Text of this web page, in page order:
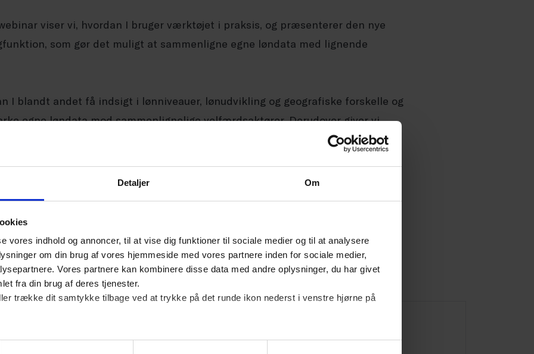
Detaljer Om
vores indhold og annoncer, til at vise dig funktioner til sociale medier og til at analysere
om din brug af vores hjemmeside med vores partnere inden for sociale medier,
Vores partnere kan kombinere disse data med andre oplysninger, du har givet
fra din brug af deres tjenester.
trække dit samtykke tilbage ved at trykke på det runde ikon nederst i venstre hjørne på
viser vi, hvordan I bruger værktøjet i praksis, og præsenterer den nye
som gør det muligt at sammenligne egne løndata med lignende
I blandt andet få indsigt i lønniveauer, lønudvikling og geografiske forskelle og
egne løndata mod sammenlignelige velfærdsaktører. Derudover giver vi
løndata kan bruges strategisk til rekruttering, fastholdelse og
og fastholdelse af dygtige medarbejdere.
i, hvordan du kan bruge løndata aktivt til at styrke din virksomheds
på tværs af velfærdsområdet